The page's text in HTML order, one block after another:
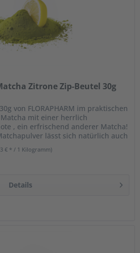
Zitrone Zip-Beutel 30g
von FLORAPHARM im praktischen
mit einer herrlich
, ein erfrischend anderer Matcha!
lässt sich natürlich auch
€ * / 1 Kilogramm)
Details